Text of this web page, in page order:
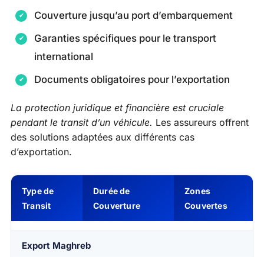
Couverture jusqu’au port d’embarquement
Garanties spécifiques pour le transport
international
Documents obligatoires pour l’exportation
La protection juridique et financière est cruciale
pendant le transit d’un véhicule. Les assureurs offrent
des solutions adaptées aux différents cas
d’exportation.
Type de
Transit
Durée de
Couverture
Zones
Couvertes
Export Maghreb